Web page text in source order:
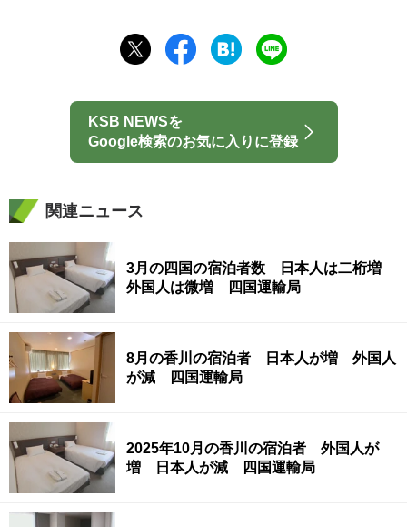
KSB NEWSを
Google検索のお気に入りに登録
関連ニュース
3月の四国の宿泊者数 日本人は二桁増
外国人は微増 四国運輸局
8月の香川の宿泊者 日本人が増 外国人
が減 四国運輸局
2025年10月の香川の宿泊者 外国人が
増 日本人が減 四国運輸局